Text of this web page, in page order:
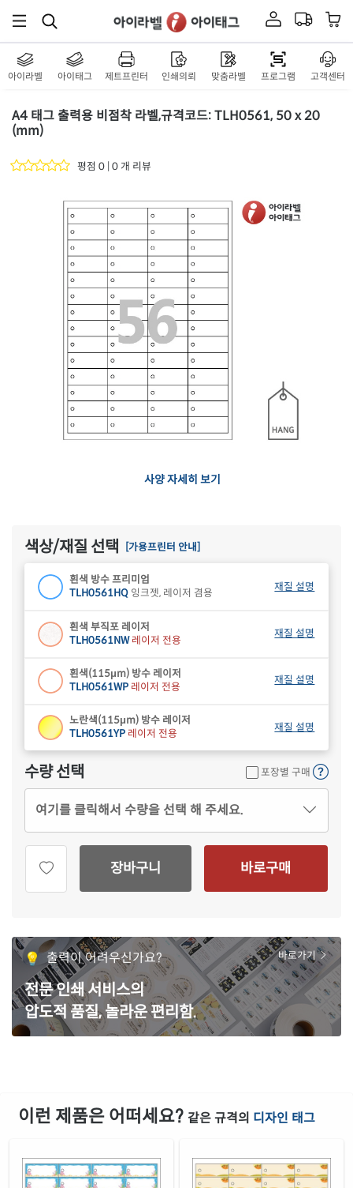
아이라벨 아이태그 제트프린터 인쇄의뢰 맞춤라벨 프로그램 고객센터
A4 태그 출력용 비점착 라벨,규격코드: TLH0561, 50 x 20
(mm)
평점 0 | 0 개 리뷰
사양 자세히 보기
색상/재질 선택 [가용프린터 안내]
흰색 방수 프리미엄
TLH0561HQ 잉크젯, 레이저 겸용
재질 설명
흰색 부직포 레이저
TLH0561NW 레이저 전용
재질 설명
흰색(115μm) 방수 레이저
TLH0561WP 레이저 전용
재질 설명
노란색(115μm) 방수 레이저
TLH0561YP 레이저 전용
재질 설명
수량 선택 포장별 구매
여기를 클릭해서 수량을 선택 해 주세요.
장바구니 바로구매
출력이 어려우신가요?
전문 인쇄 서비스의
압도적 품질, 놀라운 편리함.
바로가기
이런 제품은 어떠세요? 같은 규격의 디자인 태그